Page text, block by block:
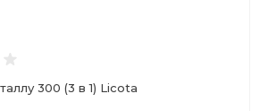
300 (3 в 1) Licota